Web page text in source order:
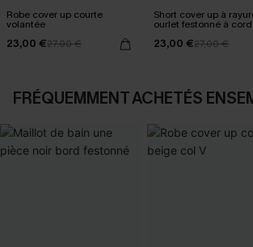
Robe cover up courte
volantée
23,00 €27,00 €
Short cover up à
ourlet festonné à
23,00 €27,00 €
FRÉQUEMMENT ACHETÉS